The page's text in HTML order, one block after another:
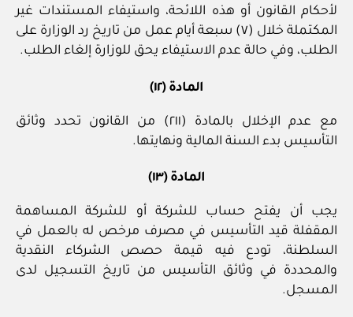
لأحكام القانون أو هذه اللائحة، واستيفاء المستندات غير
المكتملة خلال (٧) سبعة أيام عمل من تاريخ رد الوزارة على
الطلب، وفي حالة عدم الاستيفاء يحق للوزارة إلغاء الطلب.
المادة (١٢)
مع عدم الإخلال بالمادة (٢١١) من القانون تحدد وثائق
التأسيس بدء السنة المالية ونهايتها.
المادة (١٣)
يجب أن يفتح حساب للشركة أو للشركة المساهمة
المقفلة قيد التأسيس في مصرف مرخص له بالعمل في
السلطنة، تودع فيه قيمة حصص الشركاء النقدية
والمحددة في وثائق التأسيس من تاريخ التسجيل لدى
المسجل.